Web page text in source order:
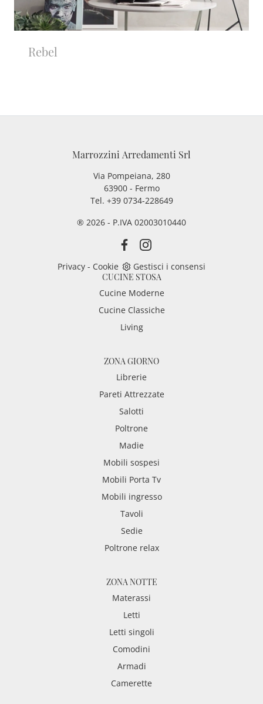
Rebel
Marrozzini Arredamenti Srl
Via Pompeiana, 280
63900 - Fermo
Tel. +39 0734-228649
® 2026 - P.IVA 02003010440
Privacy - Cookie
Gestisci i consensi
CUCINE STOSA
Cucine Moderne
Cucine Classiche
Living
ZONA GIORNO
Librerie
Pareti Attrezzate
Salotti
Poltrone
Madie
Mobili sospesi
Mobili Porta Tv
Mobili ingresso
Tavoli
Sedie
Poltrone relax
ZONA NOTTE
Materassi
Letti
Letti singoli
Comodini
Armadi
Camerette